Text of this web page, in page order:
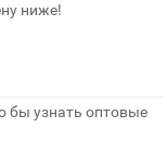
ниже!
бы узнать оптовые